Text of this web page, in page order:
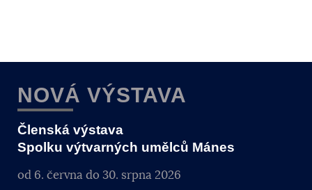
NOVÁ VÝSTAVA
Členská výstava
Spolku výtvarných umělců Mánes
od 6. června do 30. srpna 2026